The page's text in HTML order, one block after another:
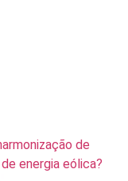
de energia e